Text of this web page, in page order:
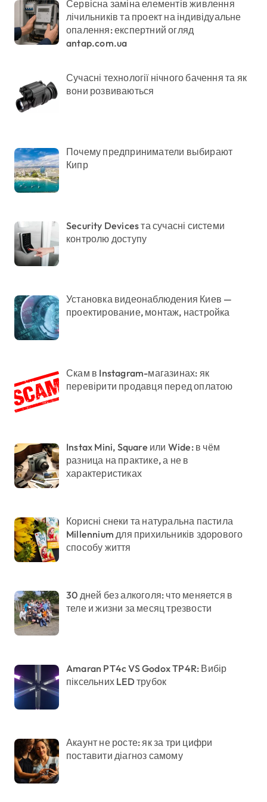
Сервісна заміна елементів живлення
лічильників та проект на індивідуальне
опалення: експертний огляд
antap.com.ua
Сучасні технології нічного бачення та як
вони розвиваються
Почему предприниматели выбирают
Кипр
Security Devices та сучасні системи
контролю доступу
Установка видеонаблюдения Киев —
проектирование, монтаж, настройка
Скам в Instagram-магазинах: як
перевірити продавця перед оплатою
Instax Mini, Square или Wide: в чём
разница на практике, а не в
характеристиках
Корисні снеки та натуральна пастила
Millennium для прихильників здорового
способу життя
30 дней без алкоголя: что меняется в
теле и жизни за месяц трезвости
Amaran PT4c VS Godox TP4R: Вибір
піксельних LED трубок
Акаунт не росте: як за три цифри
поставити діагноз самому